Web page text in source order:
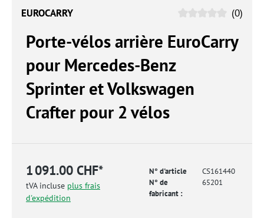
EUROCARRY (0)
Porte-vélos arrière EuroCarry
pour Mercedes-Benz
Sprinter et Volkswagen
Crafter pour 2 vélos
1 091.00 CHF*
tVA incluse plus frais
d'expédition
N° d'article
CS161440
N° de
fabricant :
65201